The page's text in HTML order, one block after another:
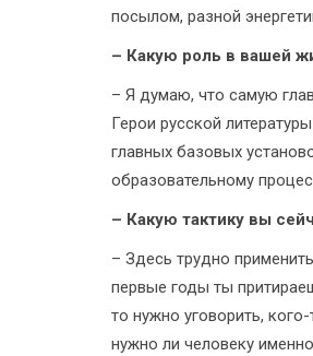
посылом, разной
– Какую роль в вашей
– Я думаю, что самую
Герои русской
главных базовых
образовательному
– Какую тактику вы
– Здесь трудно
первые годы ты
то нужно уговорить,
нужно ли человеку